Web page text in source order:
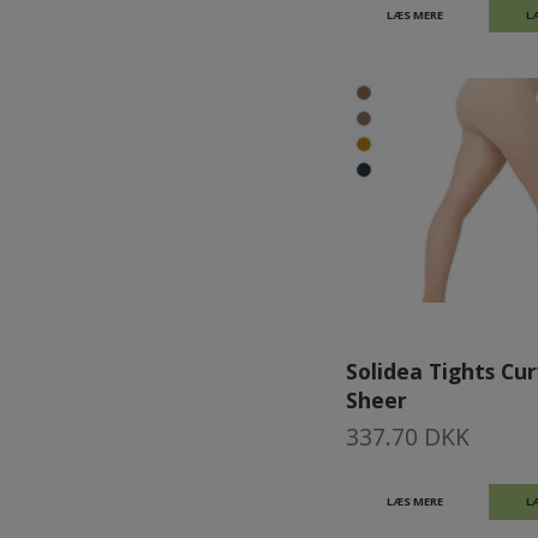
LÆS MERE
Solidea Tights
Sheer
337.70 DKK
LÆS MERE